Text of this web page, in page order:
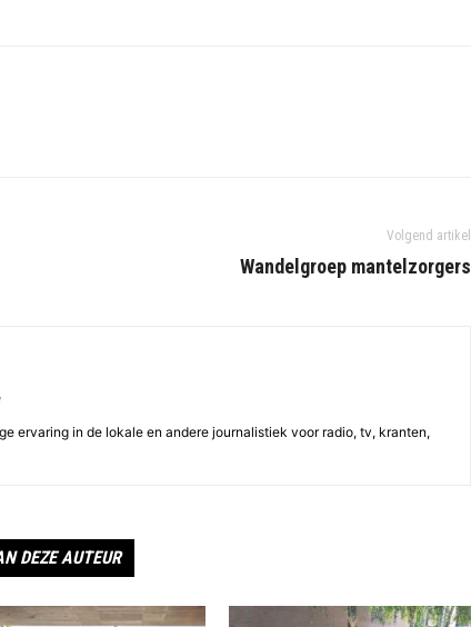
Volgend artikel
Wandelgroep mantelzorgers
ervaring in de lokale en andere journalistiek voor radio, tv, kranten,
DEZE AUTEUR